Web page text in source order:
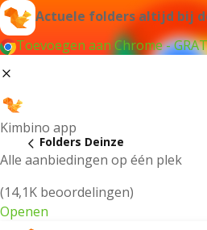
Actuele folders altijd bij
Toevoegen aan Chrome -
Kimbino app
Alle aanbiedingen op één plek
(14,1K beoordelingen)
Openen
Folders Deinze